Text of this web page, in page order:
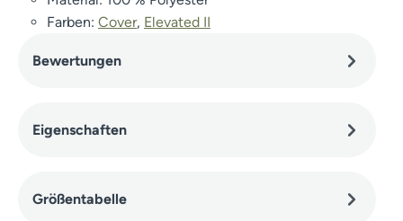
Farben: Cover, Elevated II
Bewertungen
Eigenschaften
Größentabelle